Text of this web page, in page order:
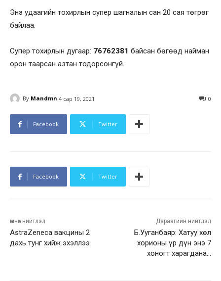
Энэ удаагийн тохирлын супер шагналын сан 20 сая төгрөг
байлаа.
Супер тохирлын дугаар: 76762381 байсан бөгөөд найман
орон таарсан азтан тодорсонгүй.
By Mandmn 4 сар 19, 2021 0
Facebook Twitter
Facebook Twitter
өмнөх нийтлэл
AstraZeneca вакцины 2
дахь тунг хийж эхэллээ
Дараагийн нийтлэл
Б.Ууганбаяр: Хатуу хөл
хорионы үр дүн энэ 7
хоногт харагдана…